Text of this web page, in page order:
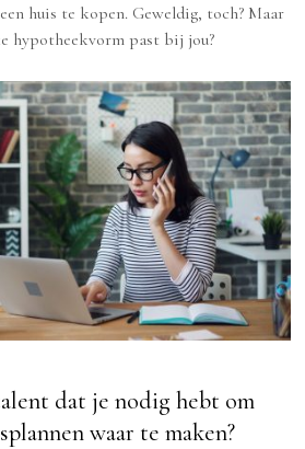
huis te kopen. Geweldig, toch? Maar
hypotheekvorm past bij jou?
dat je nodig hebt om
waar te maken?